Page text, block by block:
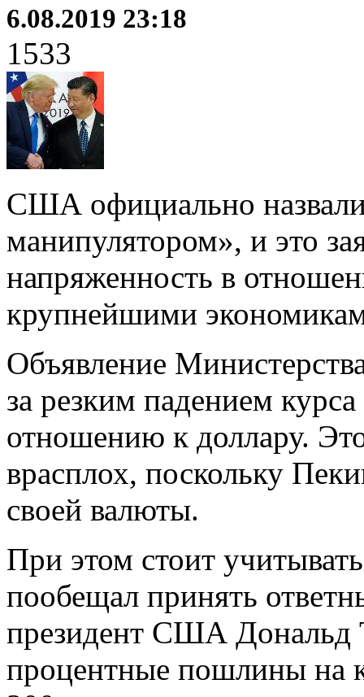
6.08.2019 23:18
1533
США официально
манипулятором», и это
напряженность в
крупнейшими
Объявление
за резким падением
отношению к доллару.
врасплох, поскольку
своей валюты.
При этом стоит
пообещал принять
президент США Дональд
процентные пошлины на